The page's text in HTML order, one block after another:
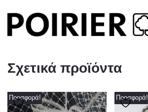
Σχετικά προϊόντα
Προσφορά! Προσφορά!